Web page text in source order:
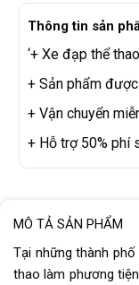
Thông tin sản
‘+ Xe đạp thể
+ Sản phẩm
+ Vận chuyển
+ Hỗ trợ 50% phí
MÔ TẢ SẢN PHẨM
Tại những thành
thao làm phương